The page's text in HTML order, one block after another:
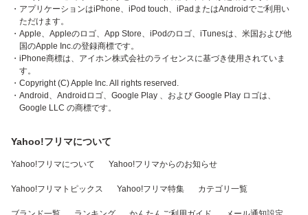
・アプリケーションはiPhone、iPod touch、iPadまたはAndroidでご利用い
ただけます。
・Apple、Appleのロゴ、App Store、iPodのロゴ、iTunesは、米国および他
国のApple Inc.の登録商標です。
・iPhone商標は、アイホン株式会社のライセンスに基づき使用されていま
す。
・Copyright (C) Apple Inc. All rights reserved.
・Android、Androidロゴ、Google Play 、および Google Play ロゴは、
Google LLC の商標です。
Yahoo!フリマについて
Yahoo!フリマについて Yahoo!フリマからのお知らせ
Yahoo!フリマトピックス Yahoo!フリマ特集 カテゴリ一覧